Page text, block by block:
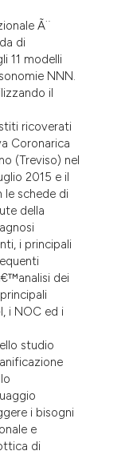
Ã¨
di
11 modelli
NNN.
il
ricoverati
Coronarica
(Treviso) nel
2015 e il
schede di
della
i principali
dei
i NOC ed i
studio
i bisogni
e
di